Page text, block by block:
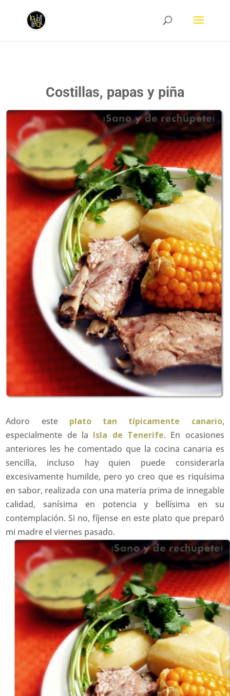
Costillas, papas y piña
Adoro este plato tan típicamente canario,
especialmente de la Isla de Tenerife. En ocasiones
anteriores les he comentado que la cocina canaria es
sencilla, incluso hay quien puede considerarla
excesivamente humilde, pero yo creo que es riquísima
en sabor, realizada con una materia prima de innegable
calidad, sanísima en potencia y bellísima en su
contemplación. Si no, fíjense en este plato que preparó
mi madre el viernes pasado.